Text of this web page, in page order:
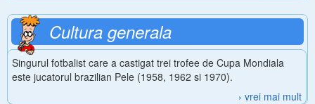
Cultura generala
Singurul fotbalist care a castigat trei trofee de Cupa Mondiala
este jucatorul brazilian Pele (1958, 1962 si 1970).
› vrei mai mult